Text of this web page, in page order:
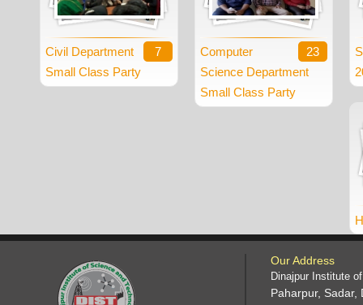
7
Civil Department
Small Class Party
23
Computer
Science Department
Small Class Party
Our Address
Dinajpur Institute
Paharpur, Sadar,